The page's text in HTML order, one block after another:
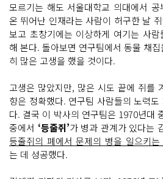
모르기는 해도 서울대학교 의대에서
온 뛰어난 인재라는 사람이 허구한 날
보고 초창기에는 이상하게 여기는 사
해 본다. 돌아보면 연구팀에서 동물 채
히 많은 고생을 했을 것이다.
고생은 많았지만, 많은 시도 끝에 쥐를
향은 정확했다. 연구팀 사람들의 노력
다. 결국 이 박사의 연구팀은 1970년대
중에서 ‘등줄쥐’가 병과 관계가 있다는
등줄쥐의 폐에서 문제의 병을 일으키는
는 데 성공했다.